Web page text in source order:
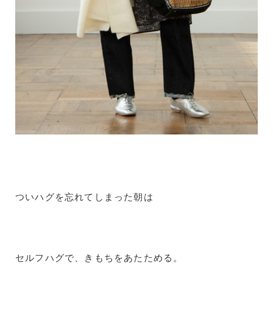
ついハグを忘れてしまった朝は
セルフハグで、きもちをあたためる。